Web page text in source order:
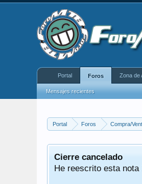
Portal Foros Compra/
Cierre cancelado
He reescrito esta
Portal Foros
Mensajes recientes
Zona de